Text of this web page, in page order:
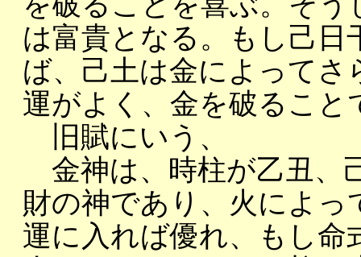
は富貴となる。もし己
ば、己土は金によって
運がよく、金を破るこ
旧賦にいう、
金神は、時柱が乙丑、
財の神であり、火によ
運に入れば優れ、もし命